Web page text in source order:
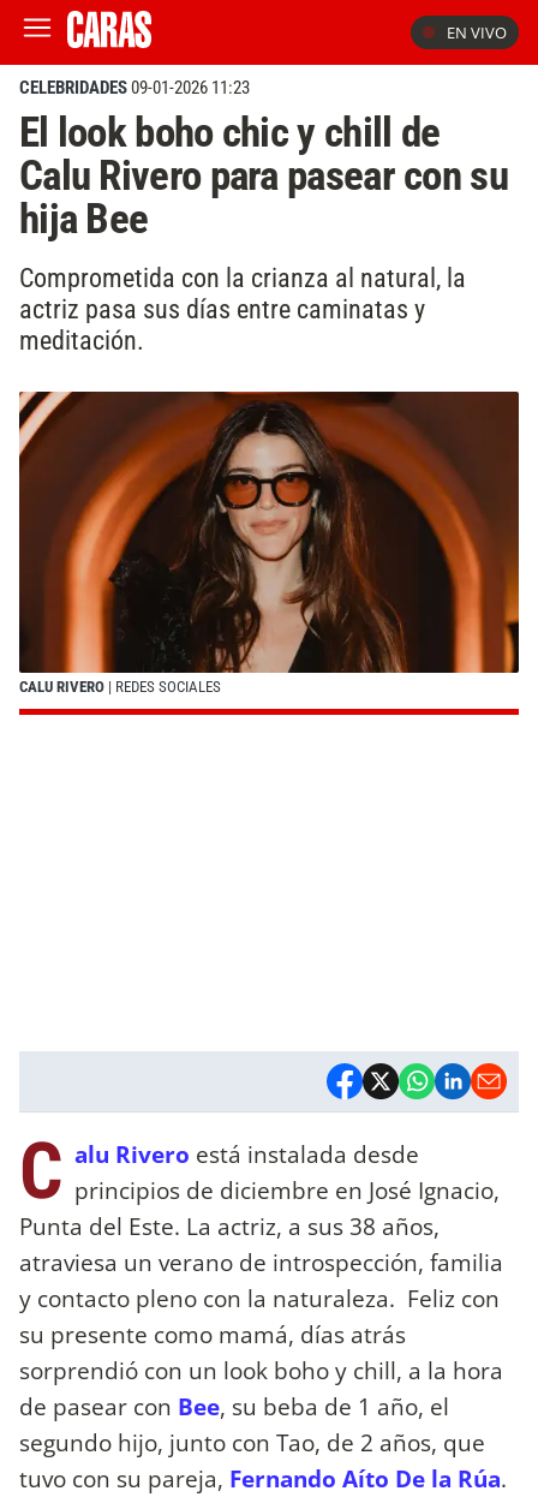
EN VIVO
CELEBRIDADES09-01-2026 11:23
El look boho chic y chill de
Calu Rivero para pasear con su
hija Bee
Comprometida con la crianza al natural, la
actriz pasa sus días entre caminatas y
meditación.
CALU RIVERO | REDES SOCIALES
C alu Rivero está instalada desde
principios de diciembre en José Ignacio,
Punta del Este. La actriz, a sus 38 años,
atraviesa un verano de introspección, familia
y contacto pleno con la naturaleza. Feliz con
su presente como mamá, días atrás
sorprendió con un look boho y chill, a la hora
de pasear con Bee, su beba de 1 año, el
segundo hijo, junto con Tao, de 2 años, que
tuvo con su pareja, Fernando Aíto De la Rúa.